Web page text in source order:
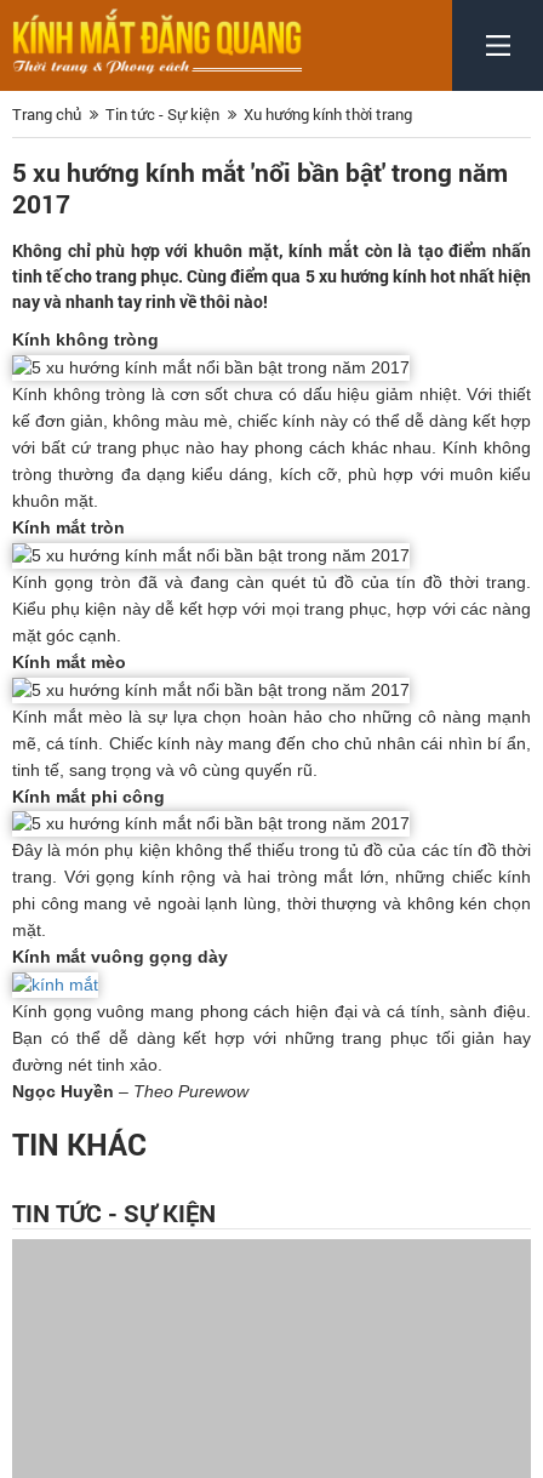
Trang chủ Tin tức - Sự kiện Xu hướng kính thời trang
5 xu hướng kính mắt 'nổi bần bật' trong năm
2017
Không chỉ phù hợp với khuôn mặt, kính mắt còn là tạo điểm nhấn
tinh tế cho trang phục. Cùng điểm qua 5 xu hướng kính hot nhất hiện
nay và nhanh tay rinh về thôi nào!
Kính không tròng
Kính không tròng là cơn sốt chưa có dấu hiệu giảm nhiệt. Với thiết
kế đơn giản, không màu mè, chiếc kính này có thể dễ dàng kết hợp
với bất cứ trang phục nào hay phong cách khác nhau. Kính không
tròng thường đa dạng kiểu dáng, kích cỡ, phù hợp với muôn kiểu
khuôn mặt.
Kính mắt tròn
Kính gọng tròn đã và đang càn quét tủ đồ của tín đồ thời trang.
Kiểu phụ kiện này dễ kết hợp với mọi trang phục, hợp với các nàng
mặt góc cạnh.
Kính mắt mèo
Kính mắt mèo là sự lựa chọn hoàn hảo cho những cô nàng mạnh
mẽ, cá tính. Chiếc kính này mang đến cho chủ nhân cái nhìn bí ẩn,
tinh tế, sang trọng và vô cùng quyến rũ.
Kính mắt phi công
Đây là món phụ kiện không thể thiếu trong tủ đồ của các tín đồ thời
trang. Với gọng kính rộng và hai tròng mắt lớn, những chiếc kính
phi công mang vẻ ngoài lạnh lùng, thời thượng và không kén chọn
mặt.
Kính mắt vuông gọng dày
Kính gọng vuông mang phong cách hiện đại và cá tính, sành điệu.
Bạn có thể dễ dàng kết hợp với những trang phục tối giản hay
đường nét tinh xảo.
Ngọc Huyền – Theo Purewow
TIN KHÁC
TIN TỨC - SỰ KIỆN